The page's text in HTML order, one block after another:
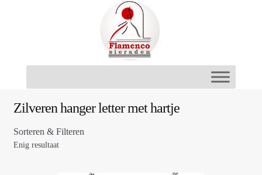
Zilveren hanger letter met hartje
Sorteren & Filteren
Enig resultaat